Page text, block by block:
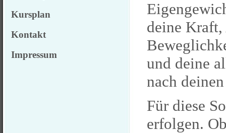
Kursplan
Kontakt
Impressum
deine
und deine
nach
Für diese
erfolgen.